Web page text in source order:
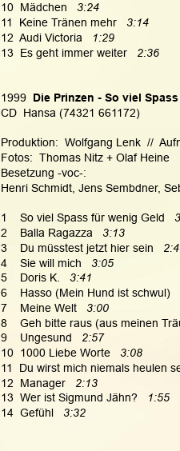
10  Mädchen 3:24
11  Keine Tränen mehr 3:14
12  Audi Victoria
1:29
13  Es geht immer weiter 2:36
1999 Die Prinzen - So viel
CD  Hansa (74321 661172)
Produktion:  Wolfgang Lenk  //
Fotos:  Thomas Nitz + Olaf Heine
Besetzung -voc-:
Henri Schmidt, Jens Sembdner,
1    So viel Spass für wenig Geld
2    Balla Ragazza 3:13
3    Du müsstest jetzt hier sein
4    Sie will mich 3:05
5    Doris K. 3:41
6    Hasso (Mein Hund ist schwul)
7    Meine Welt
3:00
8    Geh bitte raus (aus meinen
9    Ungesund 2:57
10  1000 Liebe Worte 3:08
11  Du wirst mich niemals heulen
12  Manager 2:13
13  Wer ist Sigmund Jähn?
  1:55
14  Gefühl 3:32